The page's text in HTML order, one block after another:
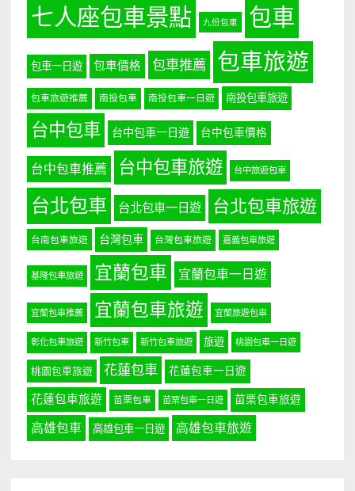
七人座包車景點 九份包車 包車
包車一日遊 包車價格 包車推薦 包車旅遊
包車旅遊推薦 南投包車 南投包車一日遊 南投包車旅遊
台中包車 台中包車一日遊 台中包車價格
台中包車推薦 台中包車旅遊 台中旅遊包車
台北包車 台北包車一日遊 台北包車旅遊
台南包車旅遊 台灣包車 台灣包車旅遊 嘉義包車旅遊
基隆包車旅遊 宜蘭包車 宜蘭包車一日遊
宜蘭包車推薦 宜蘭包車旅遊 宜蘭旅遊包車
彰化包車旅遊 新竹包車 新竹包車旅遊 旅遊 桃園包車一日遊
桃園包車旅遊 花蓮包車 花蓮包車一日遊
花蓮包車旅遊 苗栗包車 苗栗包車一日遊 苗栗包車旅遊
高雄包車 高雄包車一日遊 高雄包車旅遊